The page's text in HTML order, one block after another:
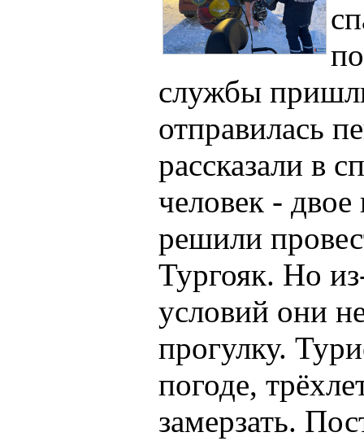
службы
отправилась
рассказали в
человек -
решили
Тургояк. Но
условий они
прогулку.
погоде,
замерзать.